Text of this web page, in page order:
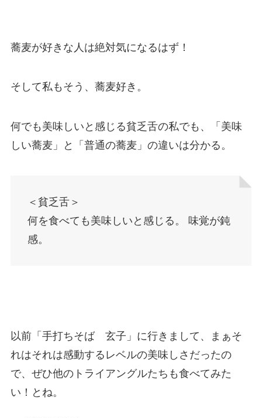
蕎麦が好きな人は絶対気になるはず！
そして私もそう、蕎麦好き。
何でも美味しいと感じる貧乏舌の私でも、「美味
しい蕎麦」と「普通の蕎麦」の違いは分かる。
＜貧乏舌＞
何を食べても美味しいと感じる。 味覚が鈍
感。
以前「手打ちそば 玄子」に行きまして、まぁそ
れはそれは感動するレベルの美味しさだったの
で、ぜひ他のトライアングルたちも食べてみた
い！とね。